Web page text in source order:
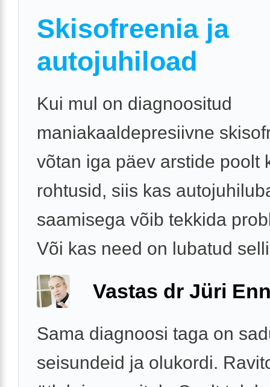
Skisofreenia ja
autojuhiload
Kui mul on diagnoositud
maniakaaldepresiivne
võtan iga päev arstide poolt
rohtusid, siis kas
saamisega võib tekkida
Või kas need on lubatud
Vastas dr Jüri
Sama diagnoosi taga on
seisundeid ja olukordi.